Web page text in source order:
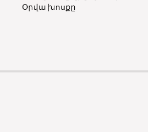
Օրվա խոսքը